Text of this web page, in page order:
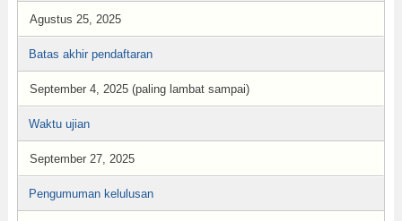
Agustus 25, 2025
Batas akhir pendaftaran
September 4, 2025 (paling lambat sampai)
Waktu ujian
September 27, 2025
Pengumuman kelulusan